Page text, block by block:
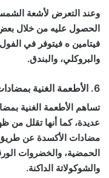
وعند التعرض لأشعة
الحصول عليه من خلال بعض
فيتامين ه فيتوفر في
والبروكلي، والبندق.
6. الأطعمة الغنية بمضادات الأكسدة
تساهم الأطعمة الغنية
عديدة، كما أنها تقلل
مضادات الأكسدة عن طريق
الحمضية، والخضروات
والشوكولاتة الداكنة.